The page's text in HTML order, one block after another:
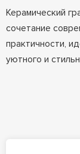
Керамический
сочетание
практичности,
уютного и